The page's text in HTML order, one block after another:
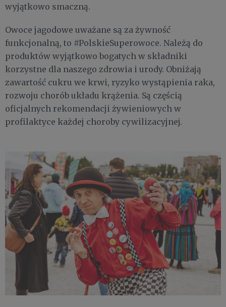
wyjątkowo smaczną.
Owoce jagodowe uważane są za żywność
funkcjonalną, to #PolskieSuperowoce. Należą do
produktów wyjątkowo bogatych w składniki
korzystne dla naszego zdrowia i urody. Obniżają
zawartość cukru we krwi, ryzyko wystąpienia raka,
rozwoju chorób układu krążenia. Są częścią
oficjalnych rekomendacji żywieniowych w
profilaktyce każdej choroby cywilizacyjnej.